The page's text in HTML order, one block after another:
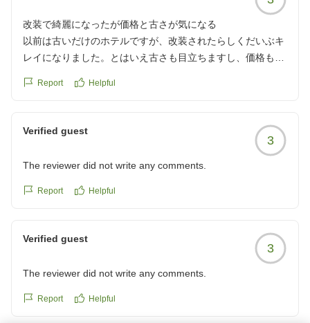
改装で綺麗になったが価格と古さが気になる
以前は古いだけのホテルですが、改装されたらしくだいぶキ
レイになりました。とはいえ古さも目立ちますし、価格も上
あります。無人の受付も慣れてきましたし頻繁に連絡が来る
Report Helpful
Verified guest
3
The reviewer did not write any comments.
Report Helpful
Verified guest
3
The reviewer did not write any comments.
Report Helpful